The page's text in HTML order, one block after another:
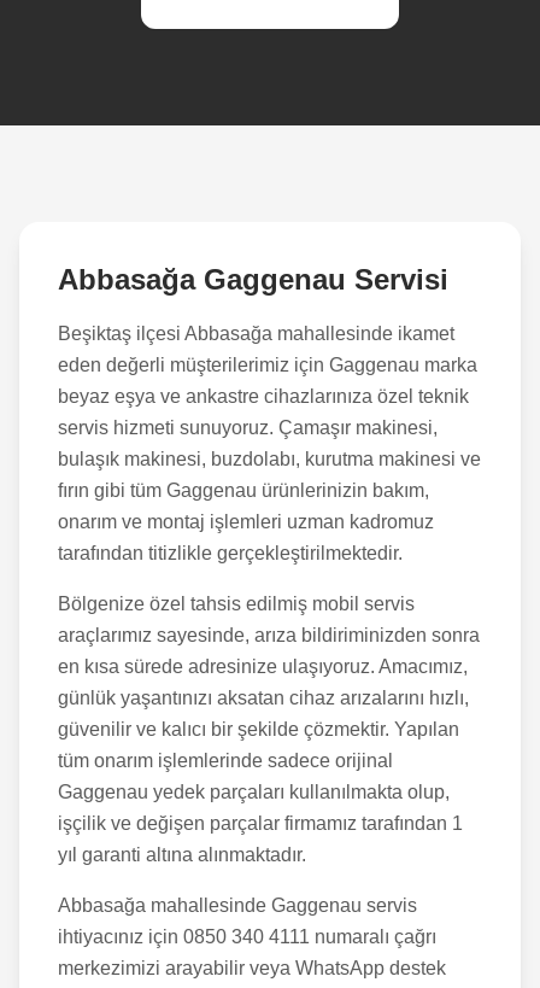
AbbasağaGaggenau Servisi
Beşiktaş ilçesi Abbasağa mahallesinde ikamet
eden değerli müşterilerimiz için Gaggenau marka
beyaz eşya ve ankastre cihazlarınıza özel teknik
servis hizmeti sunuyoruz. Çamaşır makinesi,
bulaşık makinesi, buzdolabı, kurutma makinesi ve
fırın gibi tüm Gaggenau ürünlerinizin bakım,
onarım ve montaj işlemleri uzman kadromuz
tarafından titizlikle gerçekleştirilmektedir.
Bölgenize özel tahsis edilmiş mobil servis
araçlarımız sayesinde, arıza bildiriminizden sonra
en kısa sürede adresinize ulaşıyoruz. Amacımız,
günlük yaşantınızı aksatan cihaz arızalarını hızlı,
güvenilir ve kalıcı bir şekilde çözmektir. Yapılan
tüm onarım işlemlerinde sadece orijinal
Gaggenau yedek parçaları kullanılmakta olup,
işçilik ve değişen parçalar firmamız tarafından 1
yıl garanti altına alınmaktadır.
Abbasağa mahallesinde Gaggenau servis
ihtiyacınız için 0850 340 4111 numaralı çağrı
merkezimizi arayabilir veya WhatsApp destek